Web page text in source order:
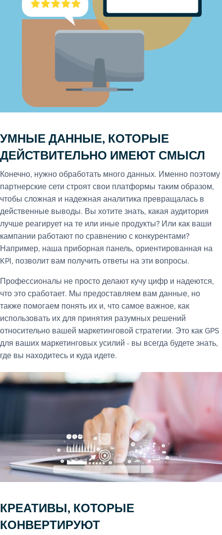
УМНЫЕ ДАННЫЕ, КОТОРЫЕ
ДЕЙСТВИТЕЛЬНО ИМЕЮТ СМЫСЛ
Конечно, нужно обработать много данных. Именно поэтому
партнерские сети строят свои платформы таким образом,
чтобы сложная и надежная аналитика превращалась в
действенные выводы. Вы хотите знать, какая аудитория
лучше реагирует на те или иные продукты? Или как ваши
кампании работают по сравнению с конкурентами?
Например, наша приборная панель, ориентированная на
KPI, позволит вам получить ответы на эти вопросы.
Профессионалы не просто делают кучу цифр и надеются,
что это сработает. Мы предоставляем вам данные, но
также помогаем понять их и, что самое важное, как
использовать их для принятия разумных решений
относительно вашей маркетинговой стратегии. Это как GPS
для ваших маркетинговых усилий - вы всегда будете знать,
где вы находитесь и куда идете.
КРЕАТИВЫ, КОТОРЫЕ
КОНВЕРТИРУЮТ